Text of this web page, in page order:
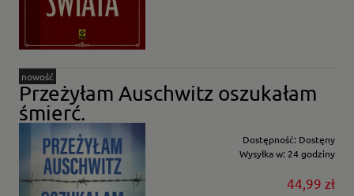
Przeżyłam Auschwitz oszukałam
śmierć.
Dostępność: Dostęny
Wysyłka w: 24 godziny
44,99 zł
nowość